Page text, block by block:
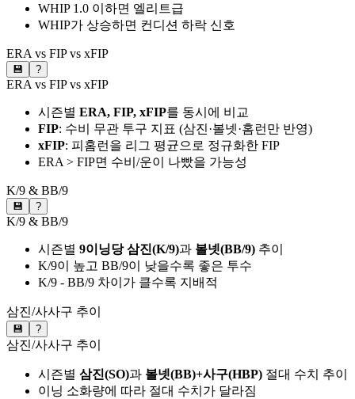
WHIP 1.0 이하면 엘리트급
WHIP가 상승하면 컨디션 하락 신호
ERA vs FIP vs xFIP
💾 ?
ERA vs FIP vs xFIP
시즌별 ERA, FIP, xFIP를 동시에 비교
FIP: 수비 무관 투구 지표 (삼진·볼넷·홈런만 반영)
xFIP: 피홈런을 리그 평균으로 정규화한 FIP
ERA > FIP면 수비/운이 나빴을 가능성
K/9 & BB/9
💾 ?
K/9 & BB/9
시즌별 9이닝당 삼진(K/9)과 볼넷(BB/9) 추이
K/9이 높고 BB/9이 낮을수록 좋은 투수
K/9 - BB/9 차이가 클수록 지배적
삼진/사사구 추이
💾 ?
삼진/사사구 추이
시즌별 삼진(SO)과 볼넷(BB)+사구(HBP) 절대 수치 추이
이닝 소화량에 따라 절대 수치가 달라짐